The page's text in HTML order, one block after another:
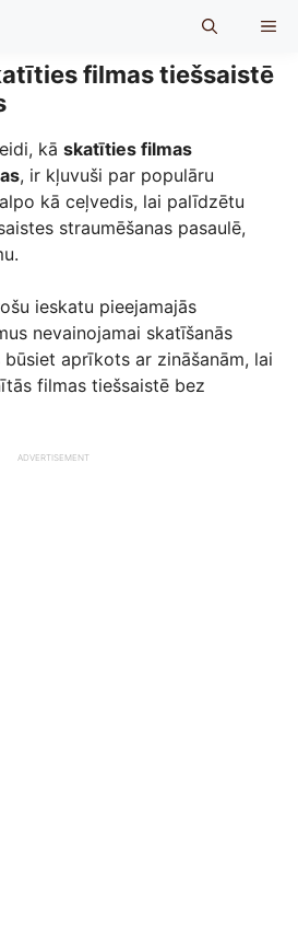
filmas tiešsaistē
kā skatīties filmas
, ir kļuvuši par populāru
kā ceļvedis, lai palīdzētu
straumēšanas pasaulē,
ieskatu pieejamajās
nevainojamai skatīšanās
aprīkots ar zināšanām, lai
filmas tiešsaistē bez
ADVERTISEMENT